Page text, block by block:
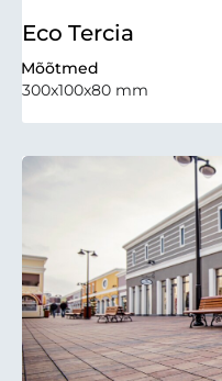
Eco Tercia
Mõõtmed
300x100x80 mm